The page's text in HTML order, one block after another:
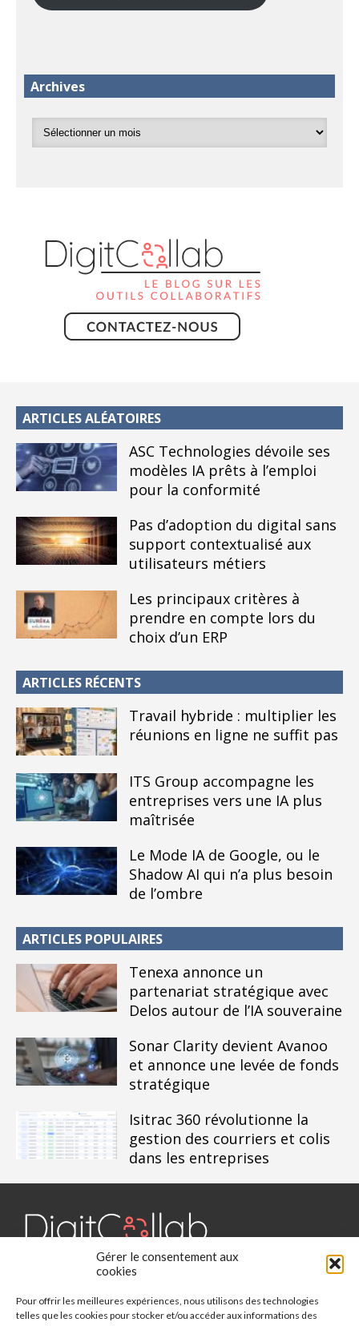
Gérer le consentement aux
cookies
Pour offrir les meilleures expériences, nous utilisons des technologies
telles que les cookies pour stocker et/ou accéder aux informations des
Archives
ARTICLES ALÉATOIRES
ASC Technologies dévoile ses
modèles IA prêts à l’emploi
pour la conformité
Pas d’adoption du digital sans
support contextualisé aux
utilisateurs métiers
Les principaux critères à
prendre en compte lors du
choix d’un ERP
ARTICLES RÉCENTS
Travail hybride : multiplier les
réunions en ligne ne suffit pas
ITS Group accompagne les
entreprises vers une IA plus
maîtrisée
Le Mode IA de Google, ou le
Shadow AI qui n’a plus besoin
de l’ombre
ARTICLES POPULAIRES
Tenexa annonce un
partenariat stratégique avec
Delos autour de l’IA souveraine
Sonar Clarity devient Avanoo
et annonce une levée de fonds
stratégique
Isitrac 360 révolutionne la
gestion des courriers et colis
dans les entreprises
Digit Collab est un média dédié aux outils collaboratifs, retrouvez
des études, des évènements, des livres blancs et les nominations
du secteur. Retrouvez toutes les informations sur les innovations